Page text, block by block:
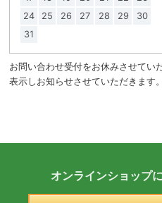
24
25 26 27 28 29
30
31
お問い合わせ受付をお休みさせてい
表示しお知らせさせていただきます。
オンラインショップに